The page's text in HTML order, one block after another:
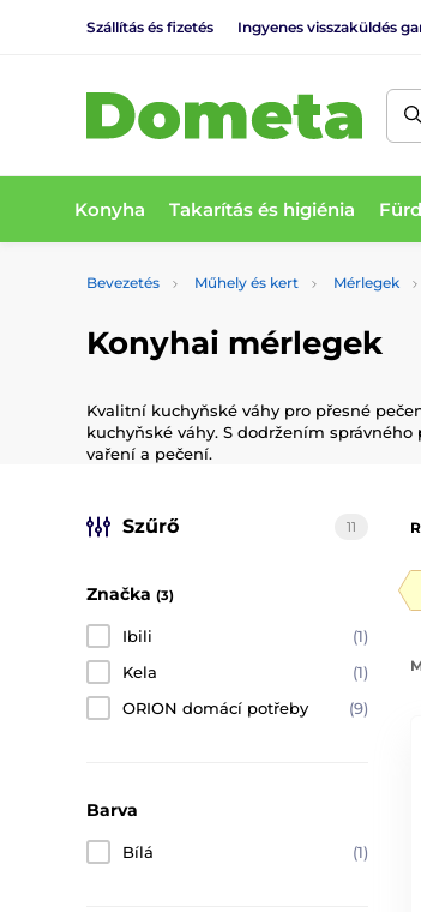
Szállítás és fizetés Ingyenes visszaküldés
Konyha Takarítás és higiénia
Bevezetés Műhely és kert Mérlegek
Konyhai mérlegek
Kvalitní kuchyňské váhy pro přesné
kuchyňské váhy. S dodržením
vaření a pečení.
Szűrő 11
Značka (3)
Ibili
(1)
Kela
(1)
ORION domácí potřeby
(9)
Barva
Bílá (1)